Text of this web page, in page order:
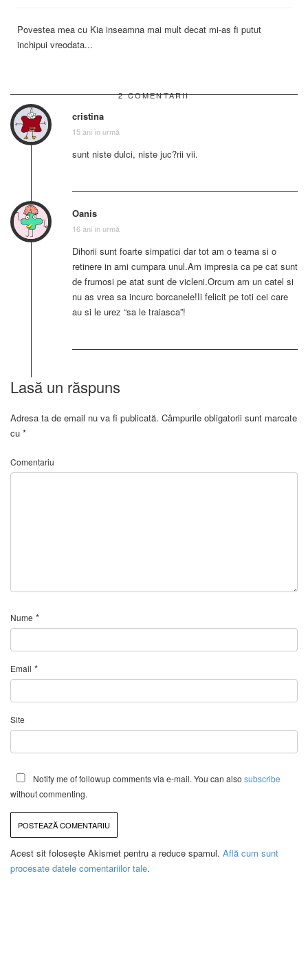
Povestea mea cu Kia inseamna mai mult decat mi-as fi putut
inchipui vreodata...
2 COMENTARII
cristina
15 ani în urmă
sunt niste dulci, niste juc?rii vii.
Oanis
16 ani în urmă
Dihorii sunt foarte simpatici dar tot am o teama si o
retinere in ami cumpara unul.Am impresia ca pe cat sunt
de frumosi pe atat sunt de vicleni.Orcum am un catel si
nu as vrea sa incurc borcanele!Ii felicit pe toti cei care
au si le urez “sa le traiasca”!
Lasă un răspuns
Adresa ta de email nu va fi publicată. Câmpurile obligatorii sunt marcate
cu *
Comentariu
Nume *
Email *
Site
Notify me of followup comments via e-mail. You can also subscribe
without commenting.
Acest sit folosește Akismet pentru a reduce spamul. Află cum sunt
procesate datele comentariilor tale.